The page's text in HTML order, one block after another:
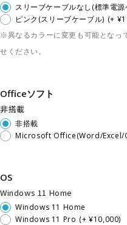
スリーブケーブルなし(標準電源
ピンク(スリーブケーブル) (+
※異なるカラーに変更も可能となっ
せください。
Officeソフト
非搭載
非搭載
Microsoft Office(Word/
OS
Windows 11 Home
Windows 11 Home
Windows 11 Pro (+ ¥10,000)